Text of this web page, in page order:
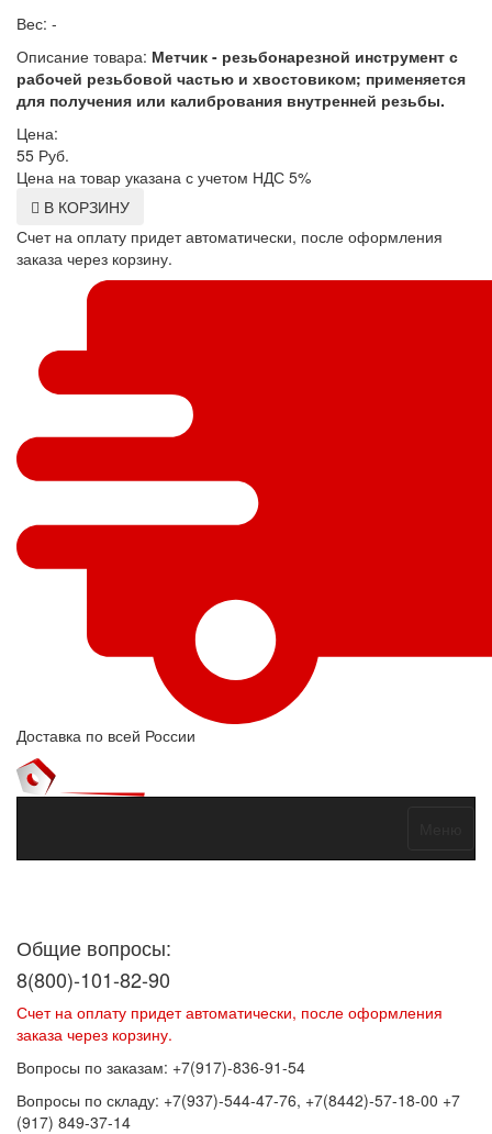
Вес: -
Описание товара: Метчик - резьбонарезной инструмент с
рабочей резьбовой частью и хвостовиком; применяется
для получения или калибрования внутренней резьбы.
Цена:
55 Руб.
Цена на товар указана с учетом НДС 5%
В КОРЗИНУ
Счет на оплату придет автоматически, после оформления
заказа через корзину.
Доставка по всей России
Общие вопросы:
8(800)-101-82-90
Счет на оплату придет автоматически, после оформления
заказа через корзину.
Вопросы по заказам: +7(917)-836-91-54
Вопросы по складу: +7(937)-544-47-76, +7(8442)-57-18-00 +7
(917) 849-37-14